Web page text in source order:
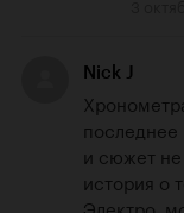
Nick J
последнее
и сюжет
история о
Электро,